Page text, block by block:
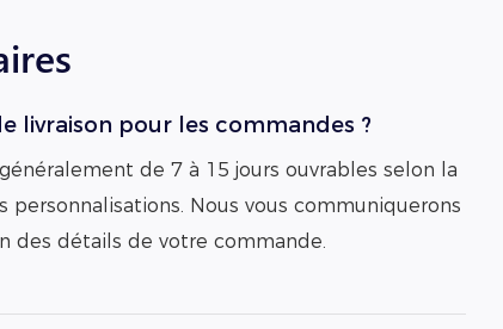
livraison pour les commandes ?
de 7 à 15 jours ouvrables selon la
Nous vous communiquerons
des détails de votre commande.